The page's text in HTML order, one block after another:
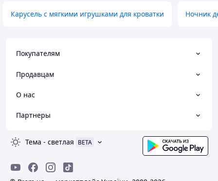
Карусель с мягкими игрушками для кроватки Ночник
Покупателям
Продавцам
О нас
Партнеры
Тема - светлая BETA